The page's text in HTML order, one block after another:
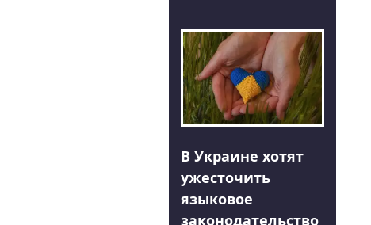
В Украине хотят
ужесточить
языковое
законодательство